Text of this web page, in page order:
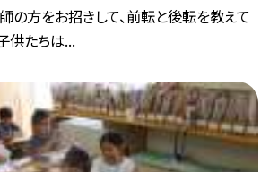
の方をお招きして、前転と後転を教えて
供たちは...